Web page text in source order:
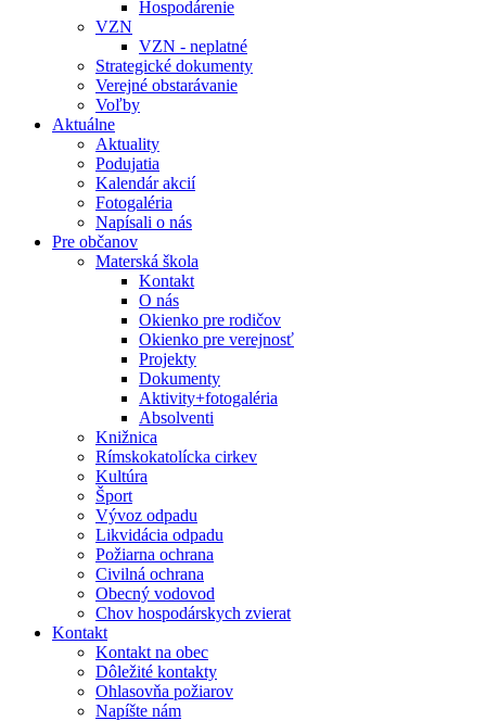
Hospodárenie
VZN
VZN - neplatné
Strategické dokumenty
Verejné obstarávanie
Voľby
Aktuálne
Aktuality
Podujatia
Kalendár akcií
Fotogaléria
Napísali o nás
Pre občanov
Materská škola
Kontakt
O nás
Okienko pre rodičov
Okienko pre verejnosť
Projekty
Dokumenty
Aktivity+fotogaléria
Absolventi
Knižnica
Rímskokatolícka cirkev
Kultúra
Šport
Vývoz odpadu
Likvidácia odpadu
Požiarna ochrana
Civilná ochrana
Obecný vodovod
Chov hospodárskych zvierat
Kontakt
Kontakt na obec
Dôležité kontakty
Ohlasovňa požiarov
Napíšte nám